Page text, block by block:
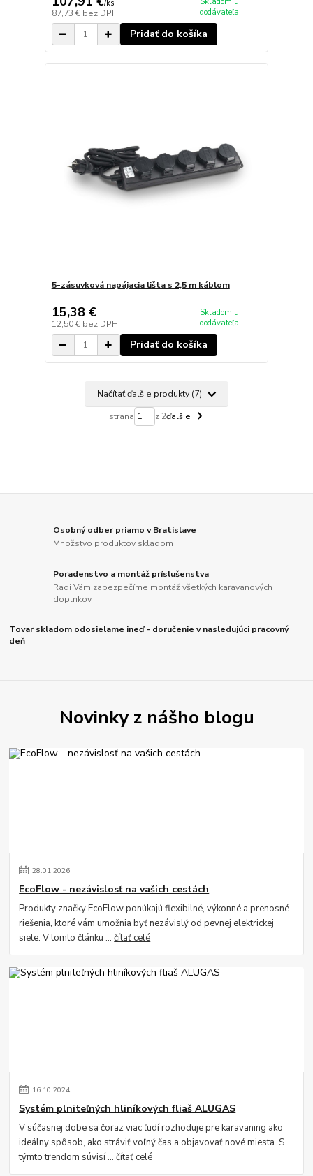
/ks
87,73 € bez DPH
dodávateľa
Pridať do košíka
5-zásuvková napájacia lišta s 2,5 m káblom
15,38 €
12,50 € bez DPH
Skladom u
dodávateľa
Pridať do košíka
Načítať ďalšie produkty (7)
strana z 2ďalšie
Osobný odber priamo v Bratislave
Množstvo produktov skladom
Poradenstvo a montáž príslušenstva
Radi Vám zabezpečíme montáž všetkých karavanových
doplnkov
Tovar skladom odosielame ineď - doručenie v nasledujúci pracovný
deň
Novinky z nášho blogu
28.01.2026
EcoFlow - nezávislosť na vašich cestách
Produkty značky EcoFlow ponúkajú flexibilné, výkonné a prenosné
riešenia, ktoré vám umožnia byť nezávislý od pevnej elektrickej
siete. V tomto článku ...čítať celé
16.10.2024
Systém plniteľných hliníkových fliaš ALUGAS
V súčasnej dobe sa čoraz viac ľudí rozhoduje pre karavaning ako
ideálny spôsob, ako stráviť voľný čas a objavovať nové miesta. S
týmto trendom súvisí ...čítať celé